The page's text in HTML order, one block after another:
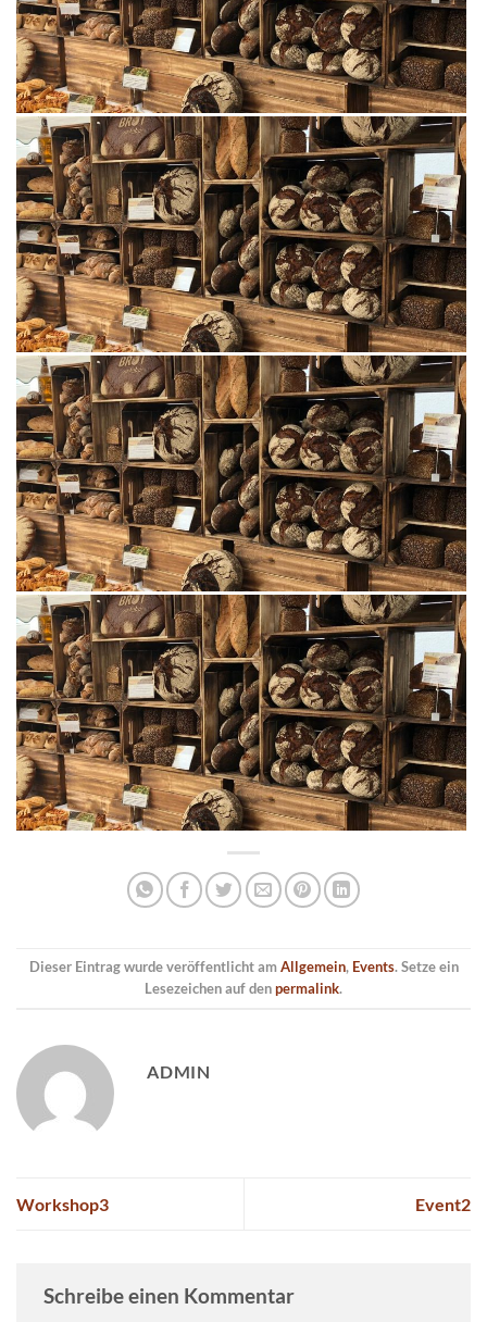
Dieser Eintrag wurde veröffentlicht amAllgemein, Events. Setze ein
Lesezeichen auf denpermalink.
ADMIN
Workshop3 Event2
Schreibe einen Kommentar